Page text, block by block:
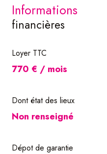
informations
financières
Loyer TTC
770 € / mois
Dont état des lieux
Non renseigné
Dépot de garantie